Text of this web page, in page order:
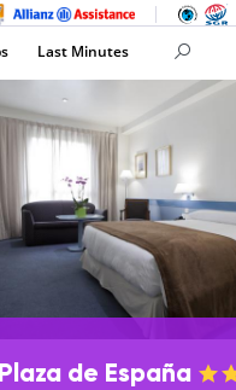
Last Minutes
de España